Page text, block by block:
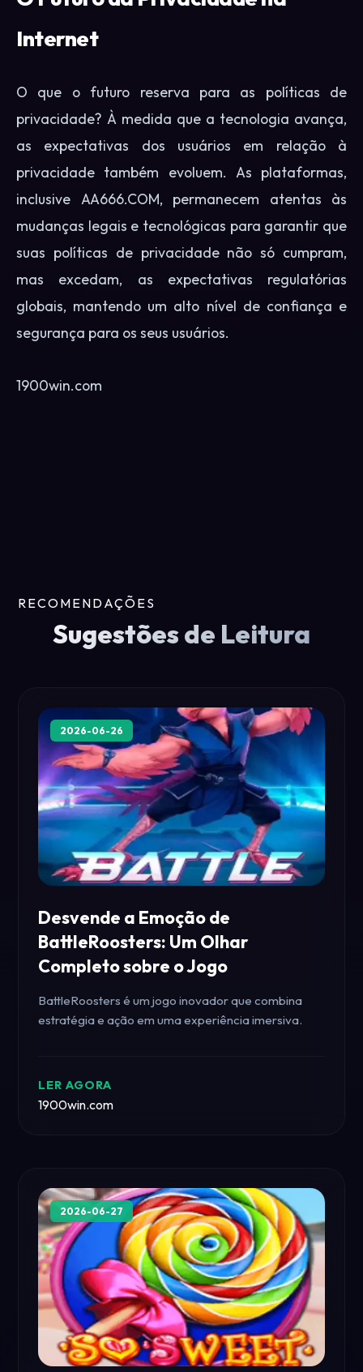
Internet
O que o futuro reserva para as políticas de
privacidade? À medida que a tecnologia avança,
as expectativas dos usuários em relação à
privacidade também evoluem. As plataformas,
inclusive AA666.COM, permanecem atentas às
mudanças legais e tecnológicas para garantir que
suas políticas de privacidade não só cumpram,
mas excedam, as expectativas regulatórias
globais, mantendo um alto nível de confiança e
segurança para os seus usuários.
1900win.com
RECOMENDAÇÕES
Sugestões de Leitura
2026-06-26
Desvende a Emoção de
BattleRoosters: Um Olhar
Completo sobre o Jogo
BattleRoosters é um jogo inovador que combina
estratégia e ação em uma experiência imersiva.
LER AGORA
1900win.com
2026-06-27